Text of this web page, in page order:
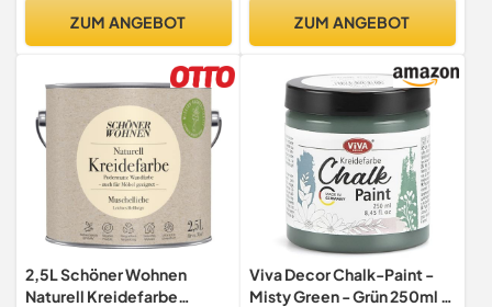
ZUM ANGEBOT ZUM ANGEBOT
2,5L Schöner Wohnen
Naturell Kreidefarbe
Viva Decor Chalk-Paint -
Misty Green - Grün 250ml -